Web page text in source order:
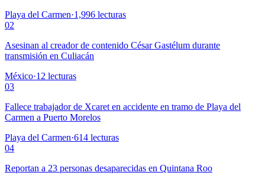
Playa del Carmen·1,996 lecturas
02
Asesinan al creador de contenido César Gastélum durante
transmisión en Culiacán
México·12 lecturas
03
Fallece trabajador de Xcaret en accidente en tramo de Playa del
Carmen a Puerto Morelos
Playa del Carmen·614 lecturas
04
Reportan a 23 personas desaparecidas en Quintana Roo